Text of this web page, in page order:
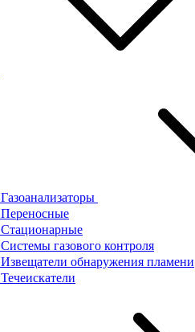
Газоанализаторы
Переносные
Стационарные
Системы газового контроля
Извещатели обнаружения пламени
Течеискатели